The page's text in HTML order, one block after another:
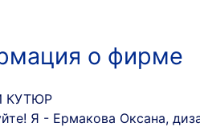
о фирме
КУТЮР
Я - Ермакова Оксана,